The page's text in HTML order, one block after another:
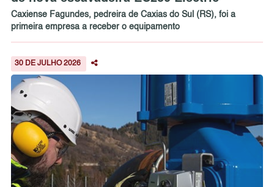
Caxiense Fagundes, pedreira de Caxias do Sul (RS), foi a
primeira empresa a receber o equipamento
30 DE JULHO 2026